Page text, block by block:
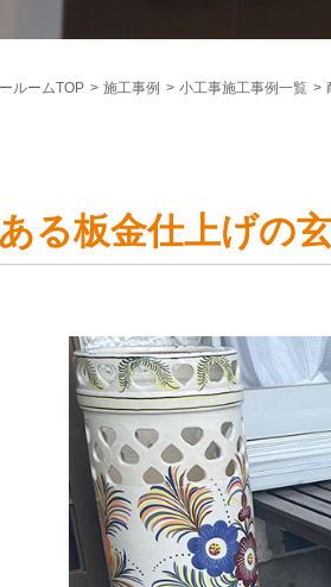
ルームTOP > 施工事例 > 小工事施工事例一覧 >
る板金仕上げの